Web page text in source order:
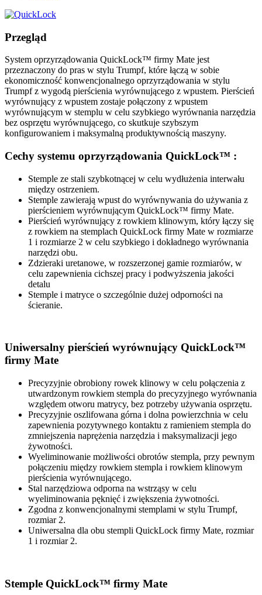
Przegląd
System oprzyrządowania QuickLock™ firmy Mate jest
przeznaczony do pras w stylu Trumpf, które łączą w sobie
ekonomiczność konwencjonalnego oprzyrządowania w stylu
Trumpf z wygodą pierścienia wyrównującego z wpustem. Pierścień
wyrównujący z wpustem zostaje połączony z wpustem
wyrównującym w stemplu w celu szybkiego wyrównania narzędzia
bez osprzętu wyrównującego, co skutkuje szybszym
konfigurowaniem i maksymalną produktywnością maszyny.
Cechy systemu oprzyrządowania QuickLock™ :
Stemple ze stali szybkotnącej w celu wydłużenia interwału
między ostrzeniem.
Stemple zawierają wpust do wyrównywania do używania z
pierścieniem wyrównującym QuickLock™ firmy Mate.
Pierścień wyrównujący z rowkiem klinowym, który łączy się
z rowkiem na stemplach QuickLock firmy Mate w rozmiarze
1 i rozmiarze 2 w celu szybkiego i dokładnego wyrównania
narzędzi obu.
Zdzieraki uretanowe, w rozszerzonej gamie rozmiarów, w
celu zapewnienia cichszej pracy i podwyższenia jakości
detalu
Stemple i matryce o szczególnie dużej odporności na
ścieranie.
Uniwersalny pierścień wyrównujący QuickLock™
firmy Mate
Precyzyjnie obrobiony rowek klinowy w celu połączenia z
utwardzonym rowkiem stempla do precyzyjnego wyrównania
względem otworu matrycy, bez potrzeby używania osprzętu.
Precyzyjnie oszlifowana górna i dolna powierzchnia w celu
zapewnienia pozytywnego kontaktu z ramieniem stempla do
zmniejszenia naprężenia narzędzia i maksymalizacji jego
żywotności.
Wyeliminowanie możliwości obrotów stempla, przy pewnym
połączeniu między rowkiem stempla i rowkiem klinowym
pierścienia wyrównującego.
Stal narzędziowa odporna na wstrząsy w celu
wyeliminowania pęknięć i zwiększenia żywotności.
Zgodna z konwencjonalnymi stemplami w stylu Trumpf,
rozmiar 2.
Uniwersalna dla obu stempli QuickLock firmy Mate, rozmiar
1 i rozmiar 2.
Stemple QuickLock™ firmy Mate